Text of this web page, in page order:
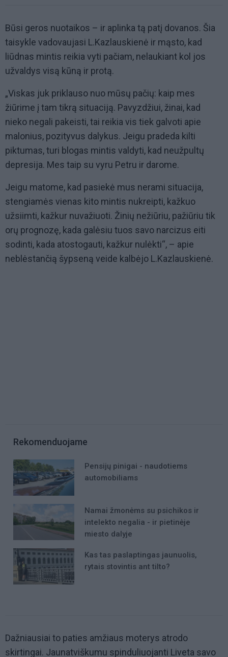
Būsi geros nuotaikos – ir aplinka tą patį dovanos. Šia
taisykle vadovaujasi L.Kazlauskienė ir mąsto, kad
liūdnas mintis reikia vyti pačiam, nelaukiant kol jos
užvaldys visą kūną ir protą.
„Viskas juk priklauso nuo mūsų pačių: kaip mes
žiūrime į tam tikrą situaciją. Pavyzdžiui, žinai, kad
nieko negali pakeisti, tai reikia vis tiek galvoti apie
malonius, pozityvus dalykus. Jeigu pradeda kilti
piktumas, turi blogas mintis valdyti, kad neužpultų
depresija. Mes taip su vyru Petru ir darome.
Jeigu matome, kad pasiekė mus nerami situacija,
stengiamės vienas kito mintis nukreipti, kažkuo
užsiimti, kažkur nuvažiuoti. Žinių nežiūriu, pažiūriu tik
orų prognozę, kada galėsiu tuos savo narcizus eiti
sodinti, kada atostogauti, kažkur nulėkti“, – apie
neblėstančią šypseną veide kalbėjo L.Kazlauskienė.
Rekomenduojame
Pensijų pinigai - naudotiems
automobiliams
Namai žmonėms su psichikos ir
intelekto negalia - ir pietinėje
miesto dalyje
Kas tas paslaptingas jaunuolis,
rytais stovintis ant tilto?
Dažniausiai to paties amžiaus moterys atrodo
skirtingai. Jaunatviškumu spinduliuojanti Liveta savo